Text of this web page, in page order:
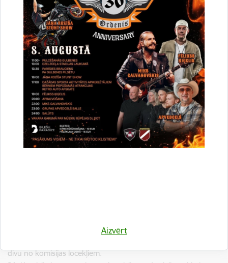
Aizvērt
izlietojumu.
14. Uzskaiti un kontroli par šo noteikumu ietvaros piešķirtā
līdzfinansējuma izlietošanu veic Gulbenes novada pašvaldības
Grāmatvedības nodaļa.
IV. Komisijas izveide, darbība organizācija
15. Komisiju 3 (trīs) locekļu sastāvā izveido ar pašvaldības
izpilddirektora rīkojumu.
16. Komisijas sastāvā iekļauj Gulbenes novada Izglītības
pārvaldes, Gulbenes novada pašvaldības Juridiskās nodaļas
un Ekonomikas nodaļas speciālistus.
7.punktā noteikto dokumentu saņemšanas.
divu no komisijas locekļiem.